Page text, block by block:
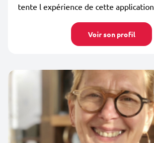
tente l expérience de cette application
Voir son profil